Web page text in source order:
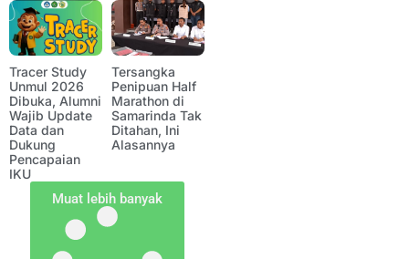
Tracer Study
Unmul 2026
Dibuka, Alumni
Wajib Update
Data dan
Dukung
Pencapaian
IKU
Tersangka
Penipuan Half
Marathon di
Samarinda Tak
Ditahan, Ini
Alasannya
Muat lebih banyak